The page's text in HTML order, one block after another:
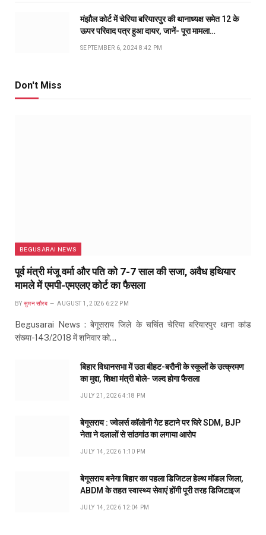
मंझौल कोर्ट में चेरिया बरियारपुर की थानाध्यक्ष समेत 12 के
ऊपर परिवाद पत्र हुआ दायर, जानें- पूरा मामला…
SEPTEMBER 6, 2024 8:42 PM
Don't Miss
BEGUSARAI NEWS
पूर्व मंत्री मंजू वर्मा और पति को 7-7 साल की सजा, अवैध हथियार
मामले में एमपी-एमएलए कोर्ट का फैसला
BY सुमन सौरब AUGUST 1, 2026 6:22 PM
Begusarai News : बेगूसराय जिले के चर्चित चेरिया बरियारपुर थाना कांड
संख्या-143/2018 में शनिवार को…
बिहार विधानसभा में उठा बीहट-बरौनी के स्कूलों के उत्क्रमण
का मुद्दा, शिक्षा मंत्री बोले- जल्द होगा फैसला
JULY 21, 2026 4:18 PM
बेगूसराय : ज्वेलर्स कॉलोनी गेट हटाने पर घिरे SDM, BJP
नेता ने दलालों से सांठगांठ का लगाया आरोप
JULY 14, 2026 1:10 PM
बेगूसराय बनेगा बिहार का पहला डिजिटल हेल्थ मॉडल जिला,
ABDM के तहत स्वास्थ्य सेवाएं होंगी पूरी तरह डिजिटाइज
JULY 14, 2026 12:04 PM